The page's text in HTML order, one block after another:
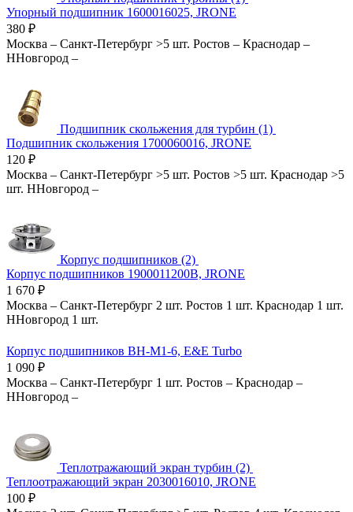
Упорный подшипник 1600016025, JRONE
380 ₽
Москва – Санкт-Петербург >5 шт. Ростов – Краснодар –
ННовгород –
Подшипник скольжения для турбин (1)
Подшипник скольжения 1700060016, JRONE
120 ₽
Москва – Санкт-Петербург >5 шт. Ростов >5 шт. Краснодар >5
шт. ННовгород –
Корпус подшипников (2)
Корпус подшипников 1900011200B, JRONE
1 670 ₽
Москва – Санкт-Петербург 2 шт. Ростов 1 шт. Краснодар 1 шт.
ННовгород 1 шт.
Корпус подшипников BH-M1-6, E&E Turbo
1 090 ₽
Москва – Санкт-Петербург 1 шт. Ростов – Краснодар –
ННовгород –
Теплотражающий экран турбин (2)
Теплоотражающий экран 2030016010, JRONE
100 ₽